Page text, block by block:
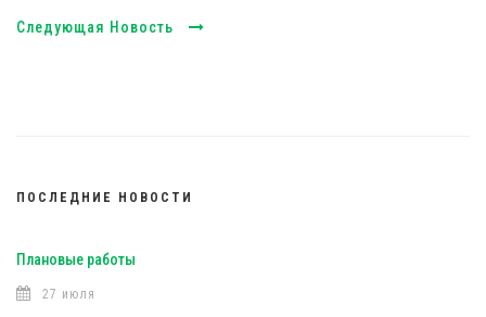
Следующая Новость
ПОСЛЕДНИЕ НОВОСТИ
Плановые работы
27 июля